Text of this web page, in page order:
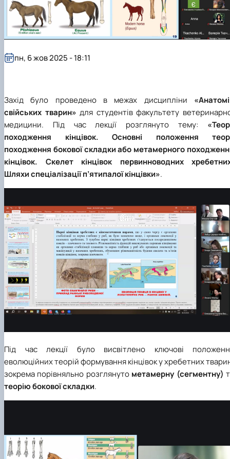
Захід було проведено в межах дисципліни
свійських тварин» для студентів факультету
медицини. Під час лекції розглянуто тему:
походження кінцівок. Основні положення
походження бокової складки або метамерного
кінцівок. Скелет кінцівок первинноводних
Шляхи спеціалізації п’ятипалої кінцівки».
Під час лекції було висвітлено ключові
еволюційних теорій формування кінцівок у хребетних
зокрема порівняльно розглянуто метамерну (сегментну)
теорію бокової складки.
пн, 6 жов 2025 - 18:11